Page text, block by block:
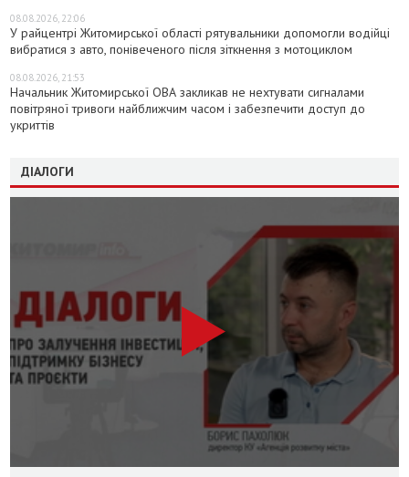
08.08.2026, 22:06
У райцентрі Житомирської області рятувальники допомогли водійці
вибратися з авто, понівеченого після зіткнення з мотоциклом
08.08.2026, 21:53
Начальник Житомирської ОВА закликав не нехтувати сигналами
повітряної тривоги найближчим часом і забезпечити доступ до
укриттів
ДІАЛОГИ